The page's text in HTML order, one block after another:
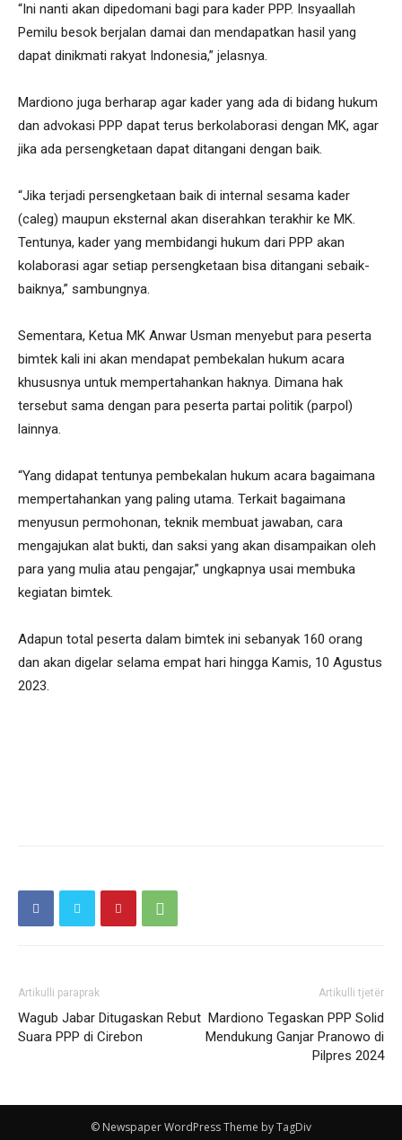
“Ini nanti akan dipedomani bagi para kader PPP. Insyaallah
Pemilu besok berjalan damai dan mendapatkan hasil yang
dapat dinikmati rakyat Indonesia,” jelasnya.
Mardiono juga berharap agar kader yang ada di bidang hukum
dan advokasi PPP dapat terus berkolaborasi dengan MK, agar
jika ada persengketaan dapat ditangani dengan baik.
“Jika terjadi persengketaan baik di internal sesama kader
(caleg) maupun eksternal akan diserahkan terakhir ke MK.
Tentunya, kader yang membidangi hukum dari PPP akan
kolaborasi agar setiap persengketaan bisa ditangani sebaik-
baiknya,” sambungnya.
Sementara, Ketua MK Anwar Usman menyebut para peserta
bimtek kali ini akan mendapat pembekalan hukum acara
khususnya untuk mempertahankan haknya. Dimana hak
tersebut sama dengan para peserta partai politik (parpol)
lainnya.
“Yang didapat tentunya pembekalan hukum acara bagaimana
mempertahankan yang paling utama. Terkait bagaimana
menyusun permohonan, teknik membuat jawaban, cara
mengajukan alat bukti, dan saksi yang akan disampaikan oleh
para yang mulia atau pengajar,” ungkapnya usai membuka
kegiatan bimtek.
Adapun total peserta dalam bimtek ini sebanyak 160 orang
dan akan digelar selama empat hari hingga Kamis, 10 Agustus
2023.
Artikulli paraprak
Wagub Jabar Ditugaskan Rebut
Suara PPP di Cirebon
Artikulli tjetër
Mardiono Tegaskan PPP Solid
Mendukung Ganjar Pranowo di
Pilpres 2024
© Newspaper WordPress Theme by TagDiv